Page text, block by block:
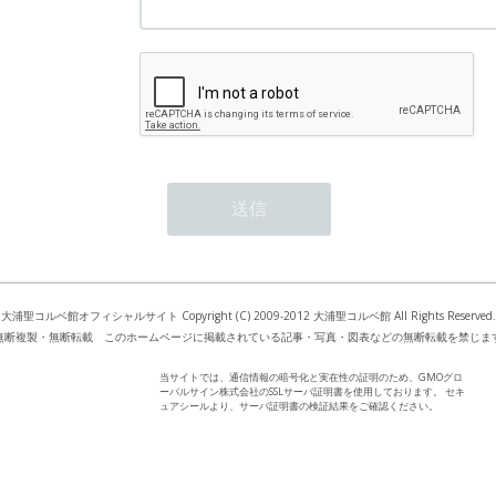
大浦聖コルベ館オフィシャルサイト Copyright (C) 2009-2012 大浦聖コルベ館 All Rights Reserved.
断複製・無断転載 このホームページに掲載されている記事・写真・図表などの無断転載を禁じま
当サイトでは、通信情報の暗号化と実在性の証明のため、GMOグロ
ーバルサイン株式会社のSSLサーバ証明書を使用しております。 セキ
ュアシールより、サーバ証明書の検証結果をご確認ください。